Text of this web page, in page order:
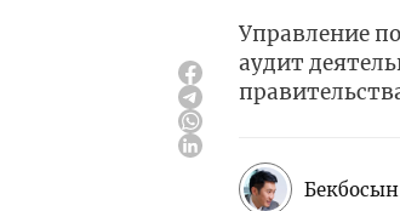
Управление
аудит